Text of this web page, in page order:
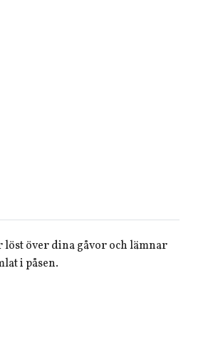
löst över dina gåvor och lämnar
i påsen.